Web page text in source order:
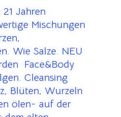
Jahren
Mischungen
Wie Salze. NEU
Face&Body
Cleansing
Blüten, Wurzeln
ölen- auf der